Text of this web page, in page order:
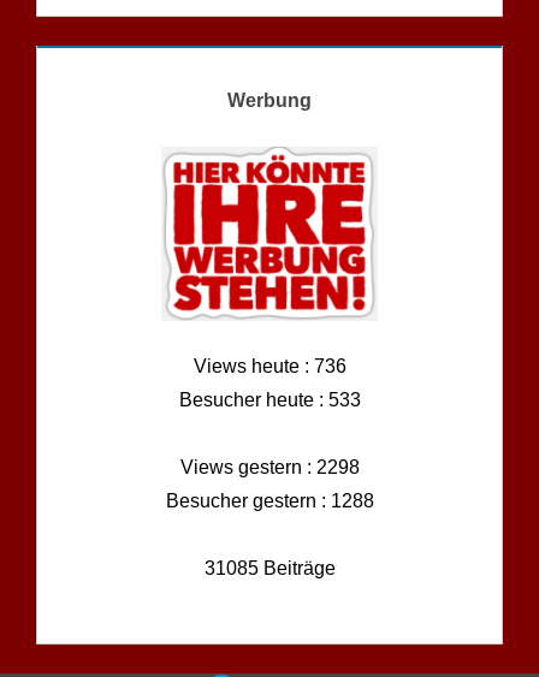
Werbung
Views heute : 736
Besucher heute : 533
Views gestern : 2298
Besucher gestern : 1288
31085 Beiträge